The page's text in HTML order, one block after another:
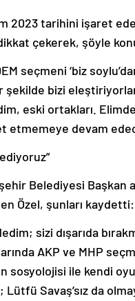
2023 tarihini işaret
çekerek, şöyle
seçmeni ‘biz
şekilde bizi
eski ortakları.
etmemeye devam
Belediyesi
Özel, şunları kaydetti:
sizi dışarıda
AKP ve MHP
sosyolojisi ile kendi
Savaş’sız da